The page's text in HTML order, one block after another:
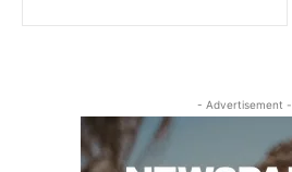
- Advertisement -